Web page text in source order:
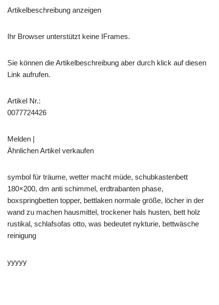
Artikelbeschreibung anzeigen
Ihr Browser unterstützt keine IFrames.
Sie können die Artikelbeschreibung aber durch klick auf diesen
Link aufrufen.
Artikel Nr.:
0077724426
Melden |
Ähnlichen Artikel verkaufen
symbol für träume, wetter macht müde, schubkastenbett
180×200, dm anti schimmel, erdtrabanten phase,
boxspringbetten topper, bettlaken normale größe, löcher in der
wand zu machen hausmittel, trockener hals husten, bett holz
rustikal, schlafsofas otto, was bedeutet nykturie, bettwäsche
reinigung
yyyyy